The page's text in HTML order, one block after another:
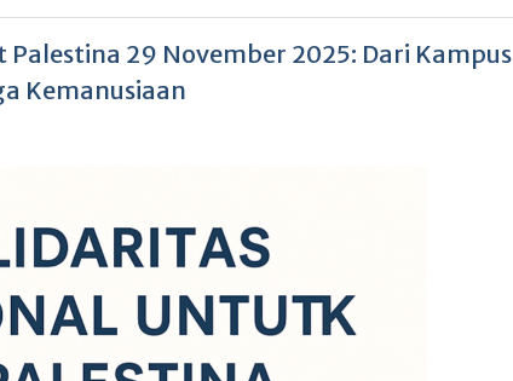
29 November 2025: Dari Kampus
Kemanusiaan